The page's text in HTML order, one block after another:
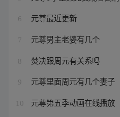
6 元尊最近更新
7 元尊男主老婆有几个
8 焚决跟周元有关系吗
9 元尊里面周元有几个妻子
10 元尊第五季动画在线播放